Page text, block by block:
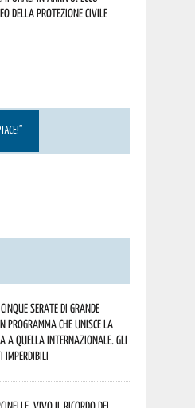
della Protezione civile
serate di grande
programma che unisce la
a quella internazionale. Gli
imperdibili